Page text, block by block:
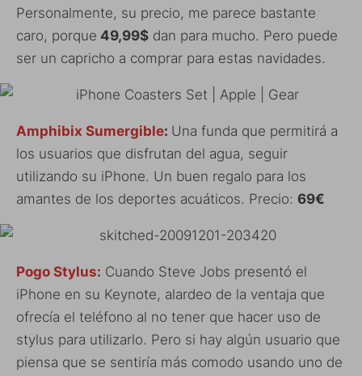
Personalmente, su precio, me parece bastante
caro, porque 49,99$ dan para mucho. Pero puede
ser un capricho a comprar para estas navidades.
Amphibix Sumergible: Una funda que permitirá a
los usuarios que disfrutan del agua, seguir
utilizando su iPhone. Un buen regalo para los
amantes de los deportes acuáticos. Precio: 69€
Pogo Stylus: Cuando Steve Jobs presentó el
iPhone en su Keynote, alardeo de la ventaja que
ofrecía el teléfono al no tener que hacer uso de
stylus para utilizarlo. Pero si hay algún usuario que
piensa que se sentiría más comodo usando uno de